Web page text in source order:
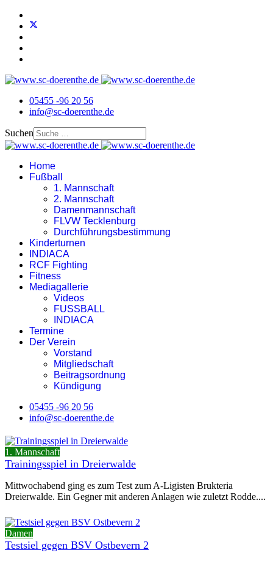
05455 -96 20 56
info@sc-doerenthe.de
Suchen
Home
Fußball
1. Mannschaft
2. Mannschaft
Damenmannschaft
FLVW Tecklenburg
Durchführungsbestimmung
Kinderturnen
INDIACA
RCF Fighting
Fitness
Mediagallerie
Videos
FUSSBALL
INDIACA
Termine
Der Verein
Vorstand
Mitgliedschaft
Beitragsordnung
Kündigung
05455 -96 20 56
info@sc-doerenthe.de
1. Mannschaft
Trainingsspiel in Dreierwalde
Mittwochabend ging es zum Test zum A-Ligisten Brukteria
Dreierwalde. Ein Gegner mit anderen Anlagen wie zuletzt Rodde....
Damen
Testsiel gegen BSV Ostbevern 2